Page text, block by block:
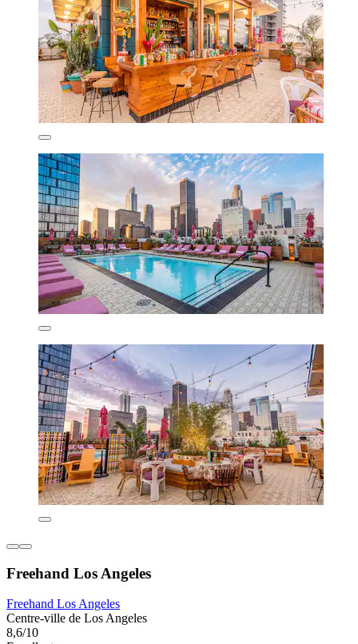
Freehand Los Angeles
Freehand Los Angeles
Centre-ville de Los Angeles
8,6/10